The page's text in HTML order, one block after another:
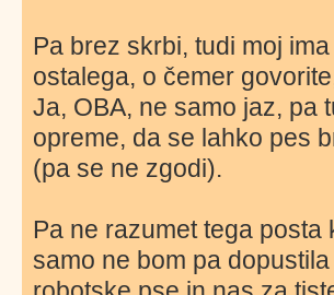
Pa brez skrbi, tudi moj
ostalega, o čemer
Ja, OBA, ne samo jaz, pa
opreme, da se lahko pes
(pa se ne zgodi).
Pa ne razumet tega
samo ne bom pa